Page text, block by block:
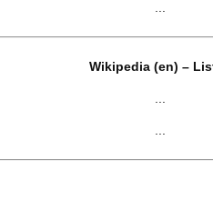
Wikipedia (en) –